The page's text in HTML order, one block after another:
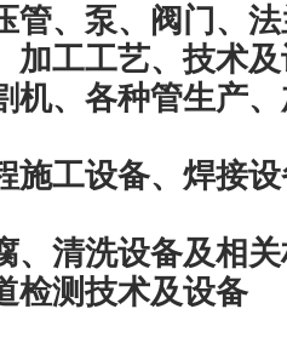
、泵、阀门、法
工工艺、技术及
、各种管生产、
工设备、焊接设
清洗设备及相关
测技术及设备